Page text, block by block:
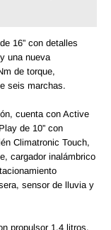
16” con detalles
una nueva
de torque,
seis marchas.
cuenta con Active
de 10” con
Climatronic Touch,
cargador inalámbrico
sensor de lluvia y
propulsor 1.4 litros,